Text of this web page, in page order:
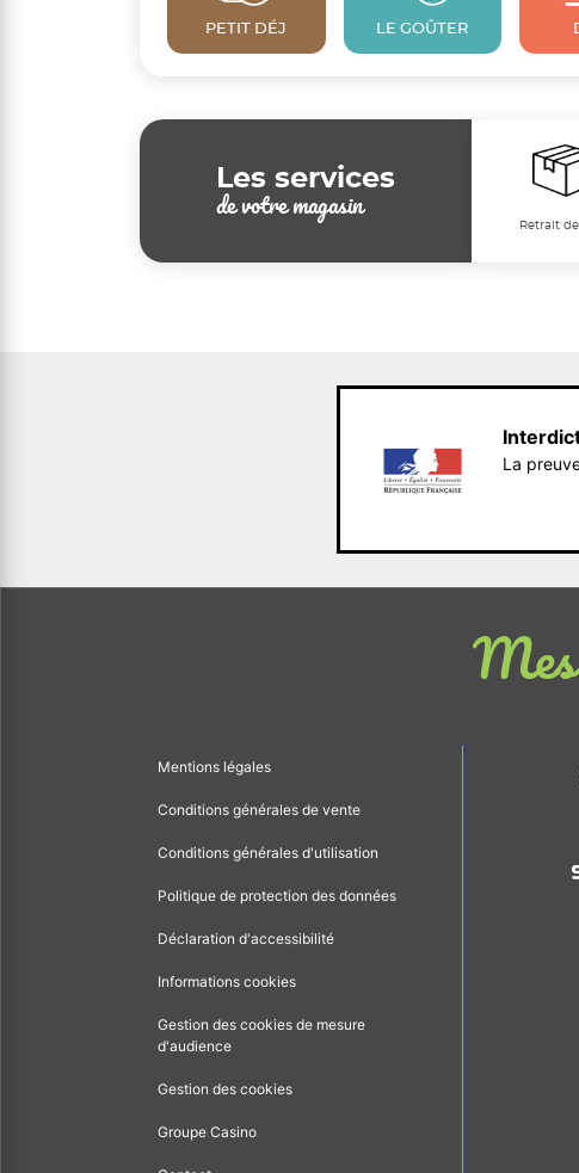
PETIT DÉJ LE GOÛTER
Les services
de votre magasin
Retrait
La
Mes
Mentions légales
Conditions générales de vente
Conditions générales d'utilisation
Politique de protection des données
Déclaration d'accessibilité
Informations cookies
Gestion des cookies de mesure
d'audience
Gestion des cookies
Groupe Casino